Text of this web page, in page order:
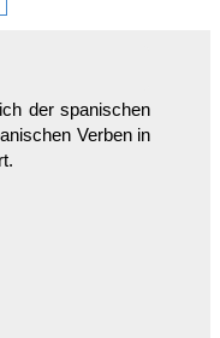
der spanischen
Verben in